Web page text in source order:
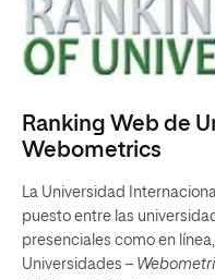
Ranking Web de
Webometrics
La Universidad
puesto entre las
presenciales como en
Universidades –